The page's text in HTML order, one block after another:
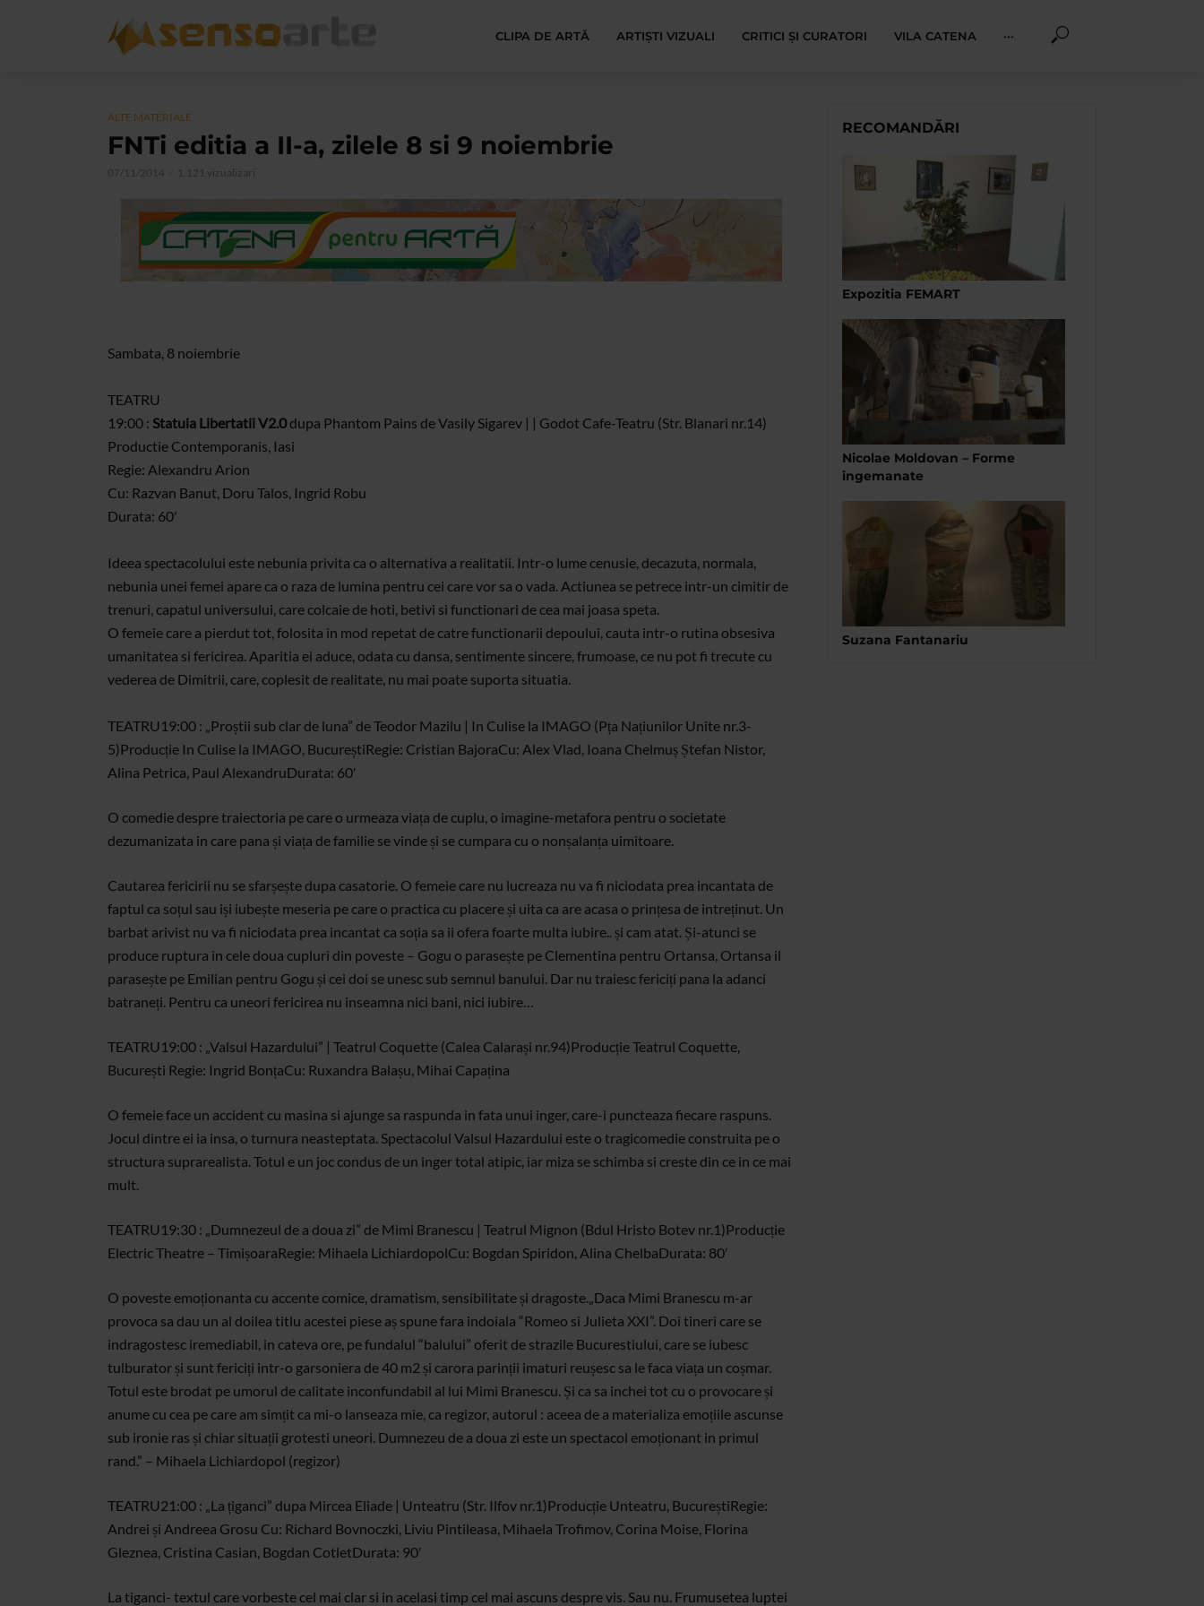
CLIPA DE ARTĂ ARTIȘTI VIZUALI CRITICI ȘI CURATORI VILA CATENA ···
ALTE MATERIALE
FNTi editia a II-a, zilele 8 si 9 noiembrie
07/11/2014 1.121 vizualizari
Sambata, 8 noiembrie
TEATRU
19:00 : Statuia Libertatii V2.0dupa Phantom Pains de Vasily Sigarev | | Godot Cafe-Teatru (Str. Blanari nr.14)
Productie Contemporanis, Iasi
Regie: Alexandru Arion
Cu: Razvan Banut, Doru Talos, Ingrid Robu
Durata: 60'
Ideea spectacolului este nebunia privita ca o alternativa a realitatii. Intr-o lume cenusie, decazuta, normala,
nebunia unei femei apare ca o raza de lumina pentru cei care vor sa o vada. Actiunea se petrece intr-un cimitir de
trenuri, capatul universului, care colcaie de hoti, betivi si functionari de cea mai joasa speta.
O femeie care a pierdut tot, folosita in mod repetat de catre functionarii depoului, cauta intr-o rutina obsesiva
umanitatea si fericirea. Aparitia ei aduce, odata cu dansa, sentimente sincere, frumoase, ce nu pot fi trecute cu
vederea de Dimitrii, care, coplesit de realitate, nu mai poate suporta situatia.
TEATRU19:00 : „Proștii sub clar de luna” de Teodor Mazilu | In Culise la IMAGO (Pța Națiunilor Unite nr.3-
5)Producție In Culise la IMAGO, BucureștiRegie: Cristian BajoraCu: Alex Vlad, Ioana Chelmuș Ștefan Nistor,
Alina Petrica, Paul AlexandruDurata: 60′
O comedie despre traiectoria pe care o urmeaza viața de cuplu, o imagine-metafora pentru o societate
dezumanizata in care pana și viața de familie se vinde și se cumpara cu o nonșalanța uimitoare.
Cautarea fericirii nu se sfarșește dupa casatorie. O femeie care nu lucreaza nu va fi niciodata prea incantata de
faptul ca soțul sau iși iubește meseria pe care o practica cu placere și uita ca are acasa o prințesa de intreținut. Un
barbat arivist nu va fi niciodata prea incantat ca soția sa ii ofera foarte multa iubire.. și cam atat. Și-atunci se
produce ruptura in cele doua cupluri din poveste – Gogu o parasește pe Clementina pentru Ortansa, Ortansa il
parasește pe Emilian pentru Gogu și cei doi se unesc sub semnul banului. Dar nu traiesc fericiți pana la adanci
batraneți. Pentru ca uneori fericirea nu inseamna nici bani, nici iubire…
TEATRU19:00 : „Valsul Hazardului” | Teatrul Coquette (Calea Calarași nr.94)Producție Teatrul Coquette,
București Regie: Ingrid BonțaCu: Ruxandra Balașu, Mihai Capațina
O femeie face un accident cu masina si ajunge sa raspunda in fata unui inger, care-i puncteaza fiecare raspuns.
Jocul dintre ei ia insa, o turnura neasteptata. Spectacolul Valsul Hazardului este o tragicomedie construita pe o
structura suprarealista. Totul e un joc condus de un inger total atipic, iar miza se schimba si creste din ce in ce mai
mult.
TEATRU19:30 : „Dumnezeul de a doua zi” de Mimi Branescu | Teatrul Mignon (Bdul Hristo Botev nr.1)Producție
Electric Theatre – TimișoaraRegie: Mihaela LichiardopolCu: Bogdan Spiridon, Alina ChelbaDurata: 80′
O poveste emoționanta cu accente comice, dramatism, sensibilitate și dragoste. „Daca Mimi Branescu m-ar
provoca sa dau un al doilea titlu acestei piese aș spune fara indoiala “Romeo si Julieta XXI”. Doi tineri care se
indragostesc iremediabil, in cateva ore, pe fundalul “balului” oferit de strazile Bucurestiului, care se iubesc
tulburator și sunt fericiți intr-o garsoniera de 40 m2 și carora parinții imaturi reușesc sa le faca viața un coșmar.
Totul este brodat pe umorul de calitate inconfundabil al lui Mimi Branescu. Și ca sa inchei tot cu o provocare și
anume cu cea pe care am simțit ca mi-o lanseaza mie, ca regizor, autorul : aceea de a materializa emoțiile ascunse
sub ironie ras și chiar situații grotesti uneori. Dumnezeu de a doua zi este un spectacol emoționant in primul
rand.” – Mihaela Lichiardopol (regizor)
TEATRU21:00 : „La țiganci” dupa Mircea Eliade | Unteatru (Str. Ilfov nr.1)Producție Unteatru, BucureștiRegie:
Andrei și Andreea Grosu Cu: Richard Bovnoczki, Liviu Pintileasa, Mihaela Trofimov, Corina Moise, Florina
Gleznea, Cristina Casian, Bogdan CotletDurata: 90′
La tiganci- textul care vorbeste cel mai clar si in acelasi timp cel mai ascuns despre vis. Sau nu. Frumusetea luptei
RECOMANDĂRI
Expozitia FEMART
Nicolae Moldovan – Forme
ingemanate
Suzana Fantanariu